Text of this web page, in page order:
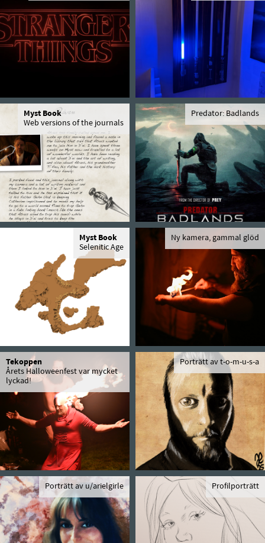
Myst Book
Web versions of the journals
Predator: Badlands
Myst Book
Selenitic Age
Ny kamera, gammal glöd
Tekoppen
Årets Halloweenfest var mycket
lyckad!
Porträtt av t-o-m-u-s-a
Porträtt av u/arielgirle Profilporträtt